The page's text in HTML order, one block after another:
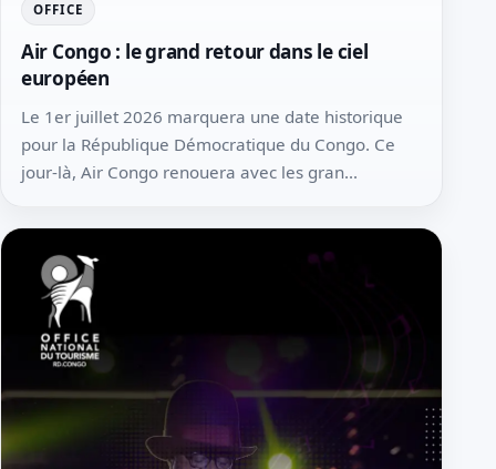
OFFICE
Air Congo : le grand retour dans le ciel
européen
Le 1er juillet 2026 marquera une date historique
pour la République Démocratique du Congo. Ce
jour-là, Air Congo renouera avec les gran...